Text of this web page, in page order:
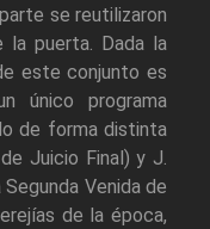
se reutilizaron
la puerta. Dada la
este conjunto es
único programa
de forma distinta
Juicio Final) y J.
Venida de
de la época,